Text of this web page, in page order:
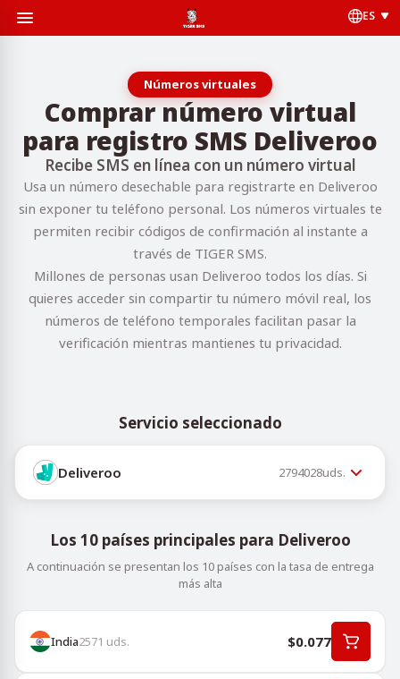
ES
Números virtuales
Comprar número virtual
para registro SMS Deliveroo
Recibe SMS en línea con un número virtual
Usa un número desechable para registrarte en Deliveroo
sin exponer tu teléfono personal. Los números virtuales te
permiten recibir códigos de confirmación al instante a
través de TIGER SMS.
Millones de personas usan Deliveroo todos los días. Si
quieres acceder sin compartir tu número móvil real, los
números de teléfono temporales facilitan pasar la
verificación mientras mantienes tu privacidad.
Servicio seleccionado
Deliveroo 2794028uds.
Los 10 países principales para Deliveroo
A continuación se presentan los 10 países con la tasa de entrega
más alta
India2571 uds. $0.077